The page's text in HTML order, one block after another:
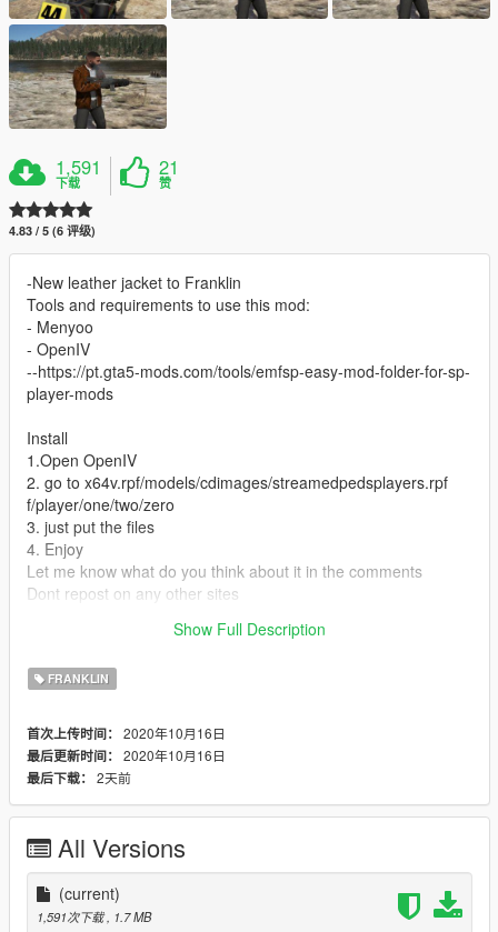
1,591
下载
21
赞
4.83 / 5 (6 评级)
-New leather jacket to Franklin
Tools and requirements to use this mod:
- Menyoo
- OpenIV
--https://pt.gta5-mods.com/tools/emfsp-easy-mod-folder-for-sp-
player-mods
Install
1.Open OpenIV
2. go to x64v.rpf/models/cdimages/streamedpedsplayers.rpf
f/player/one/two/zero
3. just put the files
4. Enjoy
Let me know what do you think about it in the comments
Dont repost on any other sites
Show Full Description
FRANKLIN
首次上传时间： 2020年10月16日
最后更新时间： 2020年10月16日
最后下载： 2天前
All Versions
(current)
1,591次下载 , 1.7 MB